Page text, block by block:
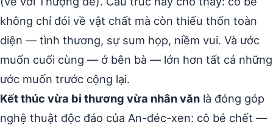
không chỉ đói về vật chất mà còn thiếu thốn toàn
diện — tình thương, sự sum họp, niềm vui. Và ước
muốn cuối cùng — ở bên bà — lớn hơn tất cả những
ước muốn trước cộng lại.
Kết thúc vừa bi thương vừa nhân văn là đóng góp
nghệ thuật độc đáo của An-đéc-xen: cô bé chết —